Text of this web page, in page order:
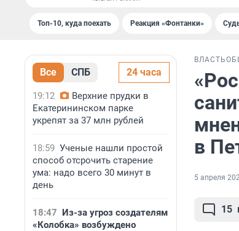
Топ-10, куда поехать Реакция «Фонтанки»
Все СПБ 24 часа
19:12
Верхние прудки в
Екатерининском парке
укрепят за 37 млн рублей
18:59 Ученые нашли простой
способ отсрочить старение
ума: надо всего 30 минут в
день
18:47 Из-за угроз создателям
«Колобка» возбуждено
ВЛАСТЬ
в
5 апреля
15